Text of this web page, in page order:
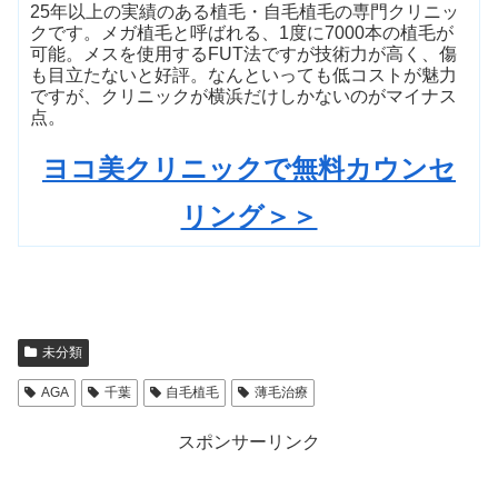
25年以上の実績のある植毛・自毛植毛の専門クリニッ
クです。メガ植毛と呼ばれる、1度に7000本の植毛が
可能。メスを使用するFUT法ですが技術力が高く、傷
も目立たないと好評。なんといっても低コストが魅力
ですが、クリニックが横浜だけしかないのがマイナス
点。
ヨコ美クリニックで無料カウンセ
リング＞＞
未分類
AGA 千葉 自毛植毛 薄毛治療
スポンサーリンク